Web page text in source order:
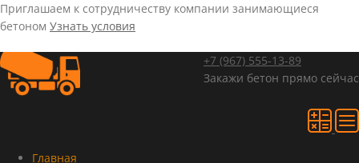
Приглашаем к сотрудничеству компании занимающиеся
бетоном Узнать условия
+7 (967) 555-13-89
Закажи бетон прямо сейчас
Главная